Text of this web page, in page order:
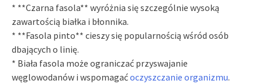
* **Czarna fasola** wyróżnia się szczególnie wysoką
zawartością białka i błonnika.
* **Fasola pinto** cieszy się popularnością wśród osób
dbających o linię.
* Biała fasola może ograniczać przyswajanie
węglowodanów i wspomagaćoczyszczanie organizmu.